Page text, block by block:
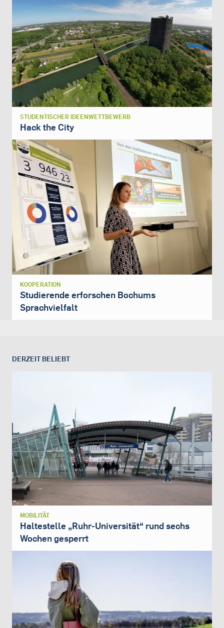
STUDENTISCHER IDEENWETTBEWERB
Hack the City
KOOPERATION
Studierende erforschen Bochums
Sprachvielfalt
DERZEIT BELIEBT
MOBILITÄT
Haltestelle „Ruhr-Universität“ rund sechs
Wochen gesperrt